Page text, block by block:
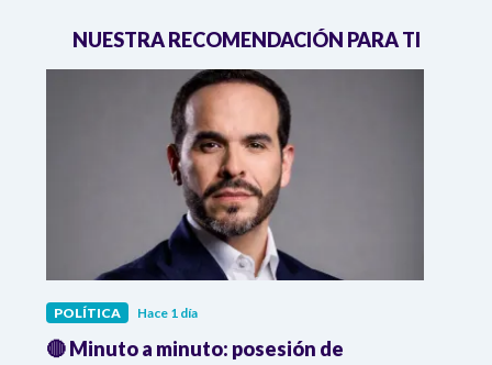
NUESTRA RECOMENDACIÓN PARA TI
POLÍTICA Hace 1 día
🔴 Minuto a minuto: posesión de